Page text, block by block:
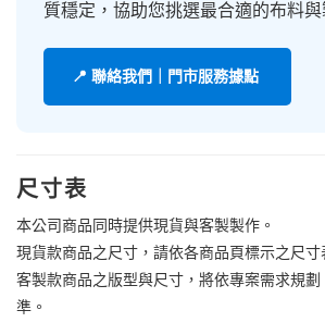
質穩定，協助您挑選最合適的布料與
📍 聯絡我們｜門市服務據點
尺寸表
本公司商品同時提供現貨與客製製作。
現貨款商品之尺寸，請依各商品頁標示之尺寸
客製款商品之版型與尺寸，將依專案需求規
準。